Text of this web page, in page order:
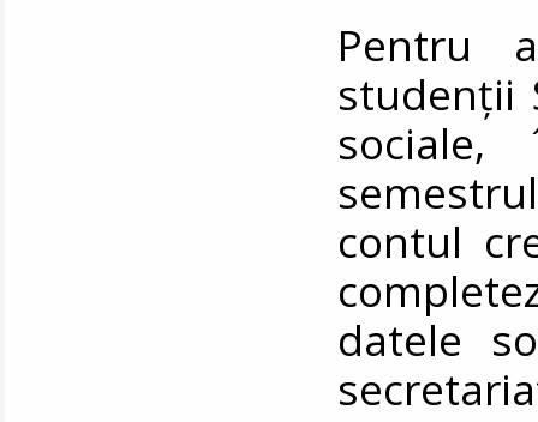
Pentru
studenții
contul
datele